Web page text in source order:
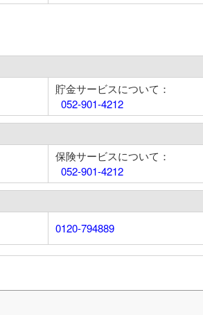
貯金サービスについて：
052-901-4212
保険サービスについて：
052-901-4212
0120-794889